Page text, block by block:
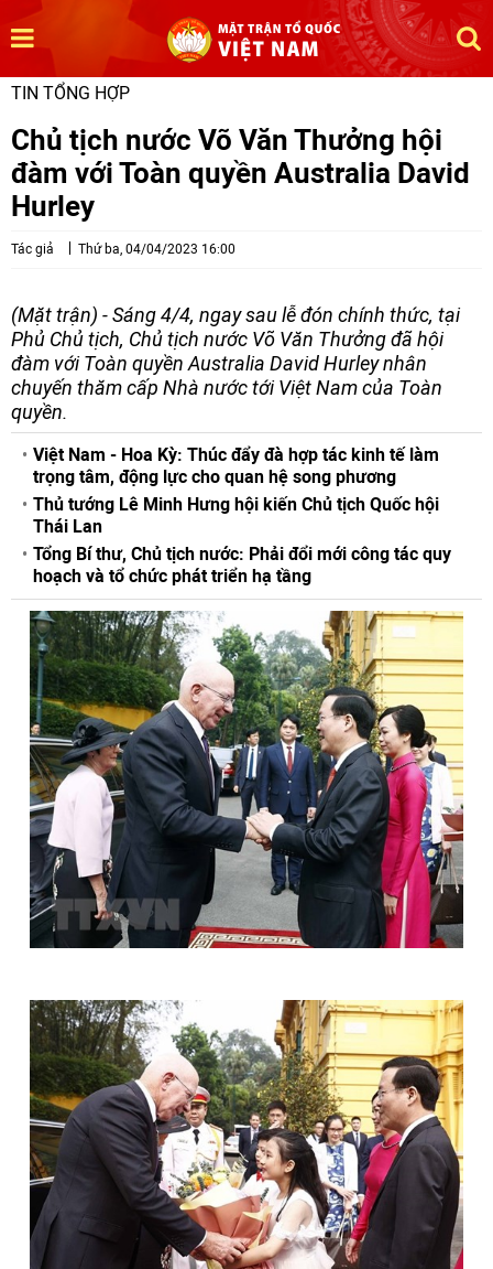
TIN TỔNG HỢP
Chủ tịch nước Võ Văn Thưởng hội
đàm với Toàn quyền Australia David
Hurley
Tác giả Thứ ba, 04/04/2023 16:00
(Mặt trận) - Sáng 4/4, ngay sau lễ đón chính thức, tại
Phủ Chủ tịch, Chủ tịch nước Võ Văn Thưởng đã hội
đàm với Toàn quyền Australia David Hurley nhân
chuyến thăm cấp Nhà nước tới Việt Nam của Toàn
quyền.
Việt Nam - Hoa Kỳ: Thúc đẩy đà hợp tác kinh tế làm
trọng tâm, động lực cho quan hệ song phương
Thủ tướng Lê Minh Hưng hội kiến Chủ tịch Quốc hội
Thái Lan
Tổng Bí thư, Chủ tịch nước: Phải đổi mới công tác quy
hoạch và tổ chức phát triển hạ tầng